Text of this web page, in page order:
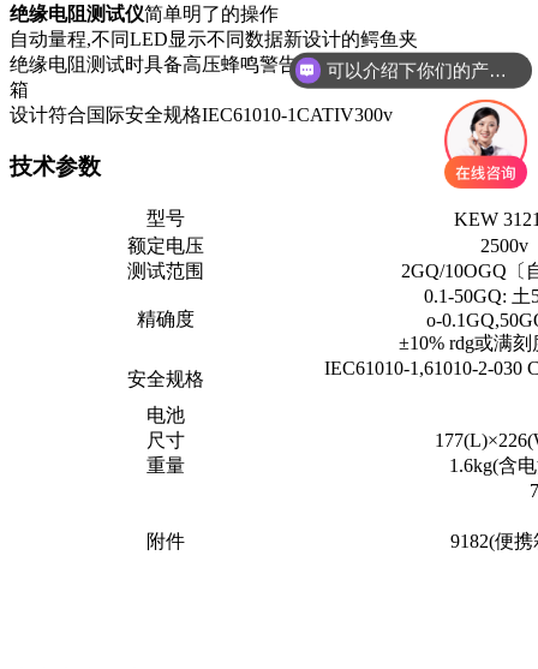
绝缘电阻测试仪简单明了的操作
自动量程,不同LED显示不同数据新设计的鳄鱼夹
绝缘电阻测试时具备高压蜂鸣警告功能配备了结实坚固的携带
箱
设计符合国际安全规格IEC61010-1CATIV300v
技术参数
型号
KEW
额定电压
2500v
测试范围
2GQ/10OGQ〔
精确度
0.1-50GQ: 土
o-
±10% rdg或满刻
安全规格
IEC61010-1,61010-2-030
电池
尺寸
重量
1.6kg(含
附件 9182(便携
可以介绍下你们的产品么